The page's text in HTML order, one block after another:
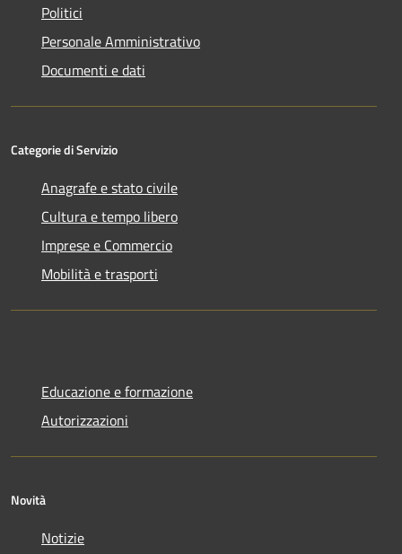
Politici
Personale Amministrativo
Documenti e dati
Categorie di Servizio
Anagrafe e stato civile
Cultura e tempo libero
Imprese e Commercio
Mobilità e trasporti
Educazione e formazione
Autorizzazioni
Novità
Notizie